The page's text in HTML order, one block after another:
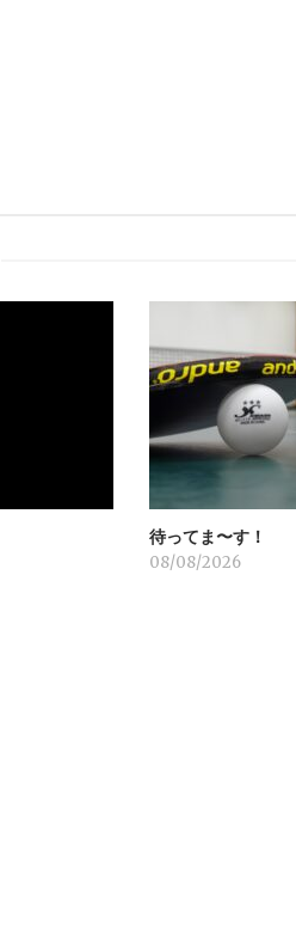
待ってま〜す！
08/08/2026